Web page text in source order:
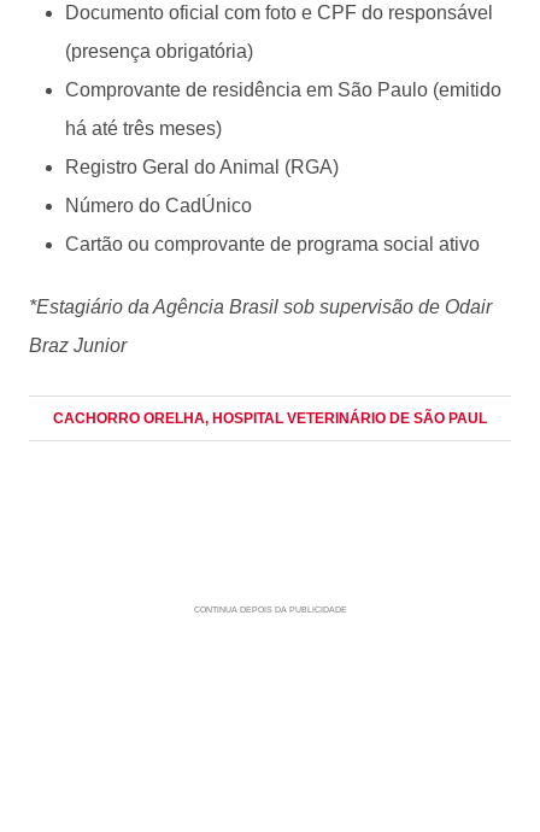
Documento oficial com foto e CPF do responsável
(presença obrigatória)
Comprovante de residência em São Paulo (emitido
há até três meses)
Registro Geral do Animal (RGA)
Número do CadÚnico
Cartão ou comprovante de programa social ativo
*Estagiário da Agência Brasil sob supervisão de Odair
Braz Junior
CACHORRO ORELHA, HOSPITAL VETERINÁRIO DE SÃO PAUL